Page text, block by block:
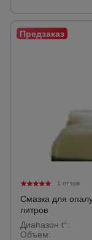
1 отзыв
Смазка для
литров
Диапазон t°:
Объем: